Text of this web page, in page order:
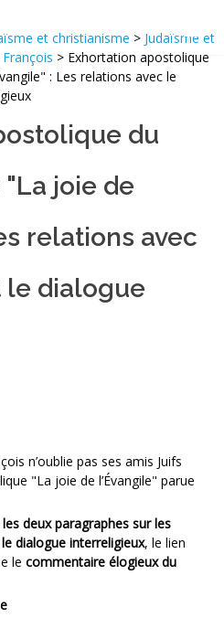
et christianisme > Judaïsme et
François > Exhortation apostolique
: Les relations avec le
du
joie de
relations avec
le dialogue
n’oublie pas ses amis Juifs
"La joie de l’Évangile" parue
les deux paragraphes sur les
dialogue interreligieux, le lien
le commentaire élogieux du